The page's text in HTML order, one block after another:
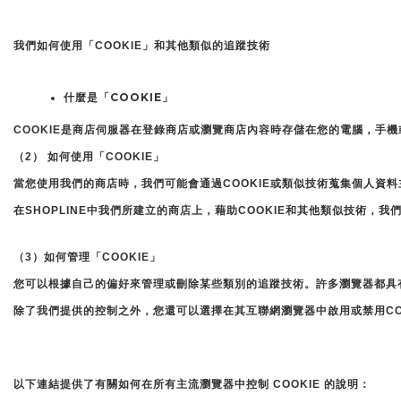
我們如何使用「COOKIE」和其他類似的追蹤技術
什麼是「COOKIE」
COOKIE是商店伺服器在登錄商店或瀏覽商店內容時存儲在您的電腦，手
（2） 如何使用「COOKIE」
當您使用我們的商店時，我們可能會通過COOKIE或類似技術蒐集個人資
在SHOPLINE中我們所建立的商店上，藉助COOKIE和其他類似技術，我
（3）如何管理「COOKIE」
您可以根據自己的偏好來管理或刪除某些類別的追蹤技術。許多瀏覽器都
除了我們提供的控制之外，您還可以選擇在其互聯網瀏覽器中啟用或禁用
以下連結提供了有關如何在所有主流瀏覽器中控制 COOKIE 的說明：